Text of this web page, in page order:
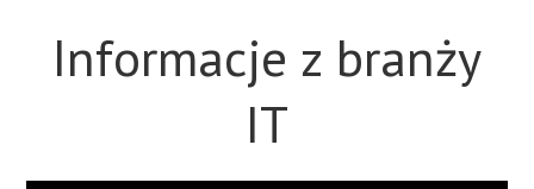
Informacje z branży
IT